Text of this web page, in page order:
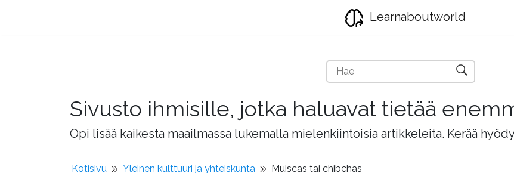
Learnaboutworld
Sivusto ihmisille, jotka haluavat tietää
Opi lisää kaikesta maailmassa lukemalla mielenkiintoisia artikkeleita. Kerää
Kotisivu Yleinen kulttuuri ja yhteiskunta Muiscas tai chibchas